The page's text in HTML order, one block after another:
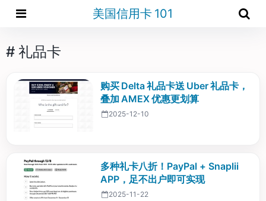
美国信用卡 101
# 礼品卡
购买 Delta 礼品卡送 Uber 礼品卡，
叠加 AMEX 优惠更划算
2025-12-10
多种礼卡八折！PayPal + Snaplii
APP，足不出户即可实现
2025-11-22